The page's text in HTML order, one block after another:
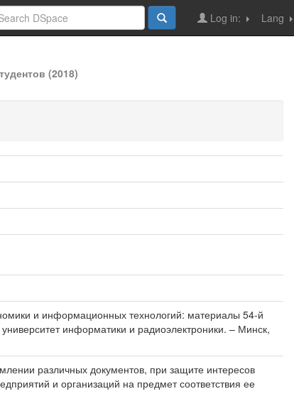
Lang
Log in:
(2018)
и информационных технологий: материалы 54-й
информатики и радиоэлектроники. – Минск,
различных документов, при защите интересов
и организаций на предмет соответствия ее